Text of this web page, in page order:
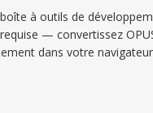
à outils de
— convertissez
dans votre